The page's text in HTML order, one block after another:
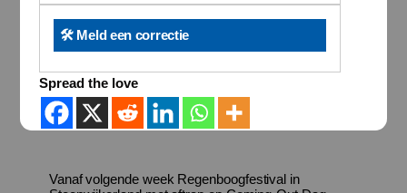
🛠️ Meld een correctie
Spread the love
Vanaf volgende week Regenboogfestival in